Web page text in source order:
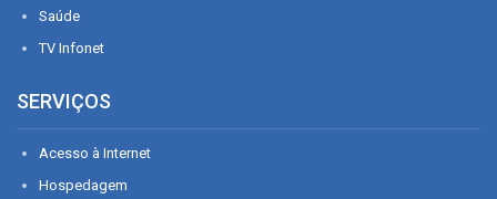
Saúde
TV Infonet
SERVIÇOS
Acesso à Internet
Hospedagem